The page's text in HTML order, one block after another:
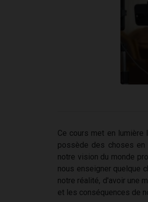
Ce cours met en
possède des choses en
notre vision du monde
nous enseigner quelque
notre réalité, d'avoir une
et les conséquences de